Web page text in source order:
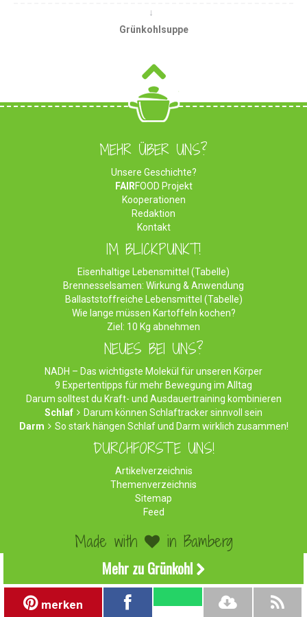
Mehr zu Grünkohl
merken
Grünkohlsuppe
MEHR ÜBER UNS?
Unsere Geschichte?
FAIRFOOD Projekt
Kooperationen
Redaktion
Kontakt
IM BLICKPUNKT!
Eisenhaltige Lebensmittel (Tabelle)
Brennesselsamen: Wirkung & Anwendung
Ballaststoffreiche Lebensmittel (Tabelle)
Wie lange müssen Kartoffeln kochen?
Ziel: 10 Kg abnehmen
NEUES BEI UNS?
NADH – Das wichtigste Molekül für unseren Körper
9 Expertentipps für mehr Bewegung im Alltag
Darum solltest du Kraft- und Ausdauertraining kombinieren
Schlaf
Darum können Schlaftracker sinnvoll sein
Darm
So stark hängen Schlaf und Darm wirklich zusammen!
DURCHFORSTE UNS!
Artikelverzeichnis
Themenverzeichnis
Sitemap
Feed
Made with in Bamberg
©2026 WirEssenGesund.de - Gesunde Ernährung & leckere
Rezepte!
Impressum
|Datenschutz Werben